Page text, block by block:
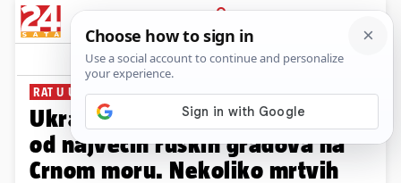
PRIJAVA
News Komentari
RAT U UKRAJINI
Ukrajinci žestoko napali jedan
od najvećih ruskih gradova na
Crnom moru. Nekoliko mrtvih